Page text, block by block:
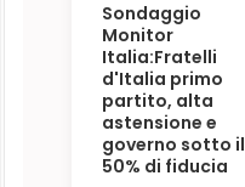
Sondaggio
Monitor
Italia:Fratelli
d'Italia primo
partito, alta
astensione e
governo sotto il
50% di fiducia